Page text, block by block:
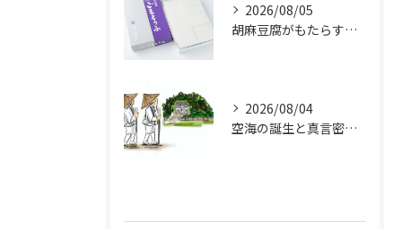
2026/08/05
胡麻豆腐がもたらす美肌の秘密：ビタミンEと抗酸化成分の力
2026/08/04
空海の誕生と真言密教の始まり：お遍路伝説の起点